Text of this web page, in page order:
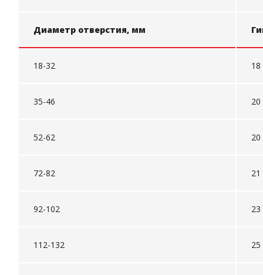
Диаметр отверстия, мм
18-32 18
35-46 20
52-62 20
72-82 21
92-102 23
112-132 25